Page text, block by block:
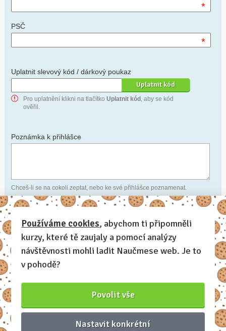
*
PSČ
*
Uplatnit slevový kód / dárkový poukaz
Pro uplatnění klikni na tlačítko Uplatnit kód , aby se kód
ověřil.
Poznámka k přihlášce
Chceš-li se na cokoli zeptat, nebo ke své přihlášce poznamenat.
Anonymní profil – odesláním přihlášky se automaticky
bude skrytý.
Anonymní přihláška– i když tvůj profil není anonymní,
zatrhni tuto volbu a přihláška na tento kurz se na tvém profilu
neobjeví.
Chci dostávat Naučmese newsletter
Používáme cookies, abychom ti připomněli
kurzy, které tě zaujaly a pomocí analýzy
návštěvnosti mohli ladit Naučmese web. Je to
v pohodě?
Povolit vše
Nastavit konkrétní